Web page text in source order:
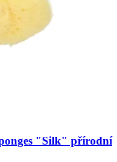
"Silk" přírodní